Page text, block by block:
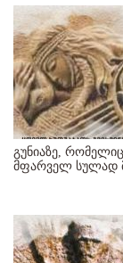
გუნიაზე,
მფარველ სულად